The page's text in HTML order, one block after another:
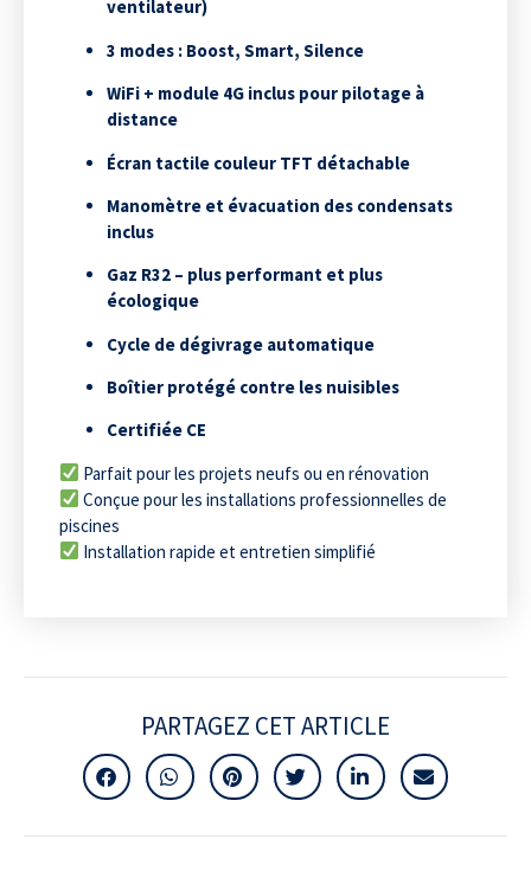
ventilateur)
3 modes : Boost, Smart, Silence
WiFi + module 4G inclus pour pilotage à
distance
Écran tactile couleur TFT détachable
Manomètre et évacuation des condensats
inclus
Gaz R32 – plus performant et plus
écologique
Cycle de dégivrage automatique
Boîtier protégé contre les nuisibles
Certifiée CE
Parfait pour les projets neufs ou en rénovation
Conçue pour les installations professionnelles de
piscines
Installation rapide et entretien simplifié
PARTAGEZ CET ARTICLE